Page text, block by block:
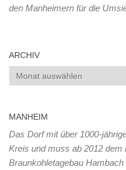
den Manheimern für die
ARCHIV
Archiv
MANHEIM
Das Dorf mit über 1000-
Kreis und muss ab 2012 dem
Braunkohletagebau